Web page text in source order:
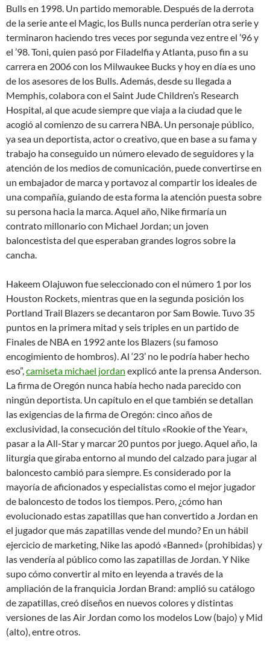
Bulls en 1998. Un partido memorable. Después de la derrota
de la serie ante el Magic, los Bulls nunca perderían otra serie y
terminaron haciendo tres veces por segunda vez entre el ’96 y
el ’98. Toni, quien pasó por Filadelfia y Atlanta, puso fin a su
carrera en 2006 con los Milwaukee Bucks y hoy en día es uno
de los asesores de los Bulls. Además, desde su llegada a
Memphis, colabora con el Saint Jude Children’s Research
Hospital, al que acude siempre que viaja a la ciudad que le
acogió al comienzo de su carrera NBA. Un personaje público,
ya sea un deportista, actor o creativo, que en base a su fama y
trabajo ha conseguido un número elevado de seguidores y la
atención de los medios de comunicación, puede convertirse en
un embajador de marca y portavoz al compartir los ideales de
una compañía, guiando de esta forma la atención puesta sobre
su persona hacia la marca. Aquel año, Nike firmaría un
contrato millonario con Michael Jordan; un joven
baloncestista del que esperaban grandes logros sobre la
cancha.
Hakeem Olajuwon fue seleccionado con el número 1 por los
Houston Rockets, mientras que en la segunda posición los
Portland Trail Blazers se decantaron por Sam Bowie. Tuvo 35
puntos en la primera mitad y seis triples en un partido de
Finales de NBA en 1992 ante los Blazers (su famoso
encogimiento de hombros). Al ‘23’ no le podría haber hecho
eso”,camiseta michael jordan explicó ante la prensa Anderson.
La firma de Oregón nunca había hecho nada parecido con
ningún deportista. Un capítulo en el que también se detallan
las exigencias de la firma de Oregón: cinco años de
exclusividad, la consecución del título «Rookie of the Year»,
pasar a la All-Star y marcar 20 puntos por juego. Aquel año, la
liturgia que giraba entorno al mundo del calzado para jugar al
baloncesto cambió para siempre. Es considerado por la
mayoría de aficionados y especialistas como el mejor jugador
de baloncesto de todos los tiempos. Pero, ¿cómo han
evolucionado estas zapatillas que han convertido a Jordan en
el jugador que más zapatillas vende del mundo? En un hábil
ejercicio de marketing, Nike las apodó «Banned» (prohibidas) y
las vendería al público como las zapatillas de Jordan. Y Nike
supo cómo convertir al mito en leyenda a través de la
ampliación de la franquicia Jordan Brand: amplió su catálogo
de zapatillas, creó diseños en nuevos colores y distintas
versiones de las Air Jordan como los modelos Low (bajo) y Mid
(alto), entre otros.